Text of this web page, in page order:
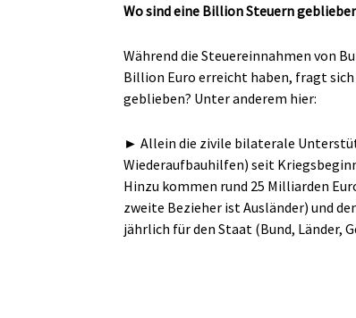
Wo sind eine Billion Steuern
Während die Steuereinnahmen von
Billion Euro erreicht haben, fragt sich
geblieben? Unter anderem hier:
► Allein die zivile bilaterale
Wiederaufbauhilfen) seit
Hinzu kommen rund 25 Milliarden
zweite Bezieher ist Ausländer) und
jährlich für den Staat (Bund, Länder,